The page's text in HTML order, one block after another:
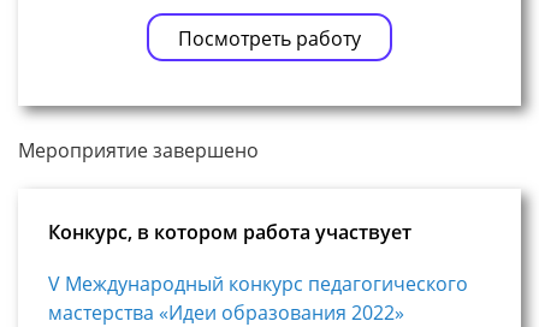
Посмотреть работу
Мероприятие завершено
Конкурс, в котором работа участвует
V Международный конкурс педагогического
мастерства «Идеи образования 2022»